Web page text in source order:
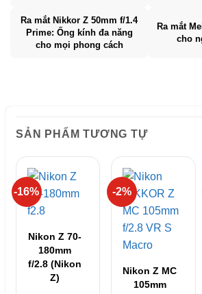
Ra mắt Nikkor Z 50mm f/1.4
Prime: Ống kính đa năng
cho mọi phong cách
Ra mắt
cho
SẢN PHẨM TƯƠNG TỰ
-16%
Nikon Z 70-
180mm
f/2.8 (Nikon
Z)
-2%
Nikon Z MC
105mm